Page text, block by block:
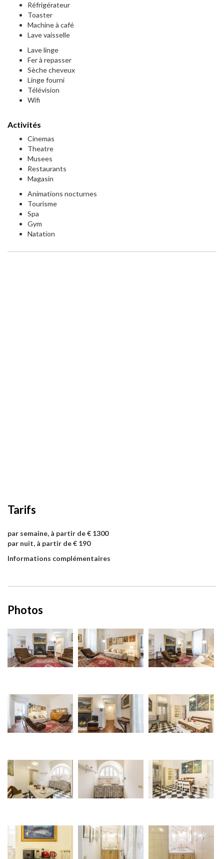
Réfrigérateur
Toaster
Machine à café
Lave vaisselle
Lave linge
Fer à repasser
Sèche cheveux
Linge fourni
Télévision
Wifi
Activités
Cinemas
Theatre
Musees
Restaurants
Magasin
Animations nocturnes
Tourisme
Spa
Gym
Natation
Tarifs
par semaine, à partir de € 1300
par nuit, à partir de € 190
Informations complémentaires
Photos